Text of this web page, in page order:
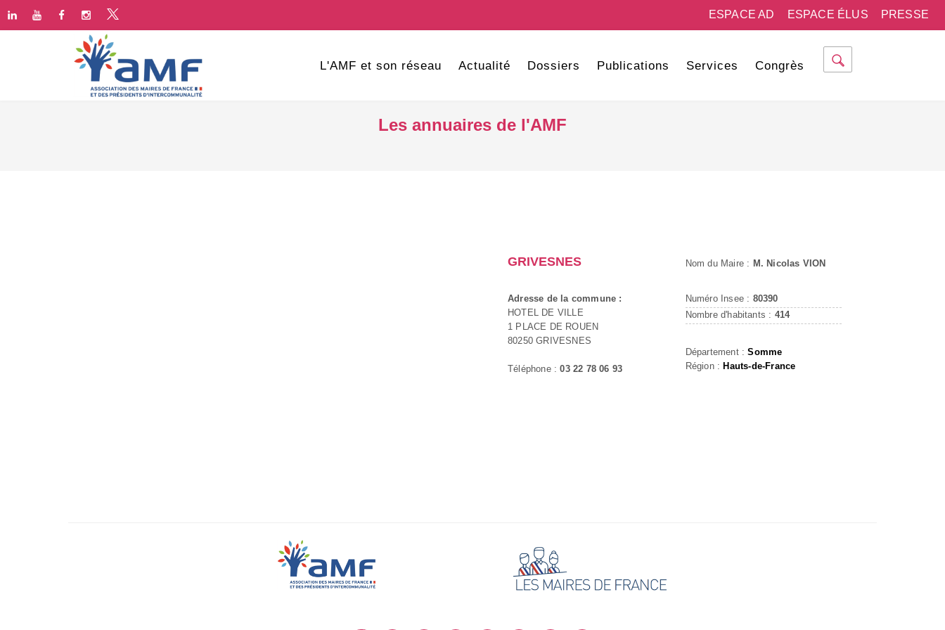
PRESSE
ESPACE ÉLUS
ESPACE AD
L'AMF et son réseau Actualité Dossiers Publications Services Congrès
Les annuaires de l'AMF
GRIVESNES
Adresse de la commune :
HOTEL DE VILLE
1 PLACE DE ROUEN
80250 GRIVESNES
Téléphone :03 22 78 06 93
Nom du Maire : M. Nicolas VION
Numéro Insee : 80390
Nombre d'habitants : 414
Département :Somme
Région : Hauts-de-France